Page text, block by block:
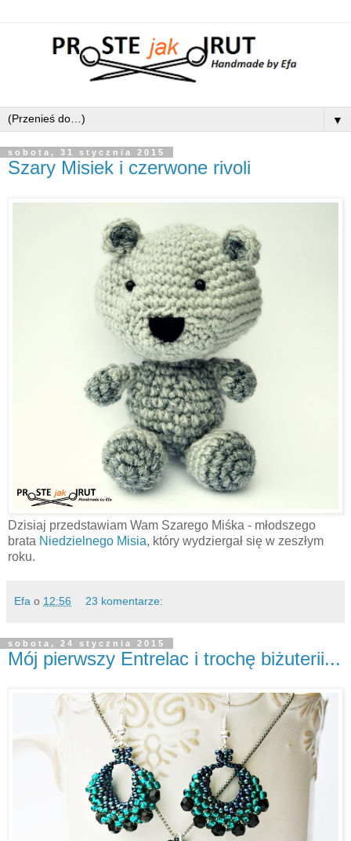
▼
sobota, 31 stycznia 2015
Szary Misiek i czerwone rivoli
Dzisiaj przedstawiam Wam Szarego Miśka - młodszego
brata Niedzielnego Misia, który wydziergał się w zeszłym
roku.
Efa o 12:56 23 komentarze:
sobota, 24 stycznia 2015
Mój pierwszy Entrelac i trochę biżuterii...